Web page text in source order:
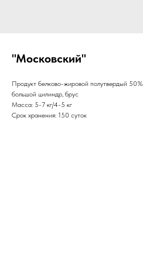
"Московский"
Продукт белково-жировой полутвердый 50%
большой цилиндр, брус
Масса: 5-7 кг/4-5 кг
Срок хранения: 150 суток